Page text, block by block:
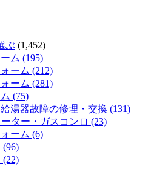
ぶ (1,452)
ム (195)
ーム (212)
ーム (281)
(75)
湯器故障の修理・交換 (131)
ター・ガスコンロ (23)
ーム (6)
(96)
(22)